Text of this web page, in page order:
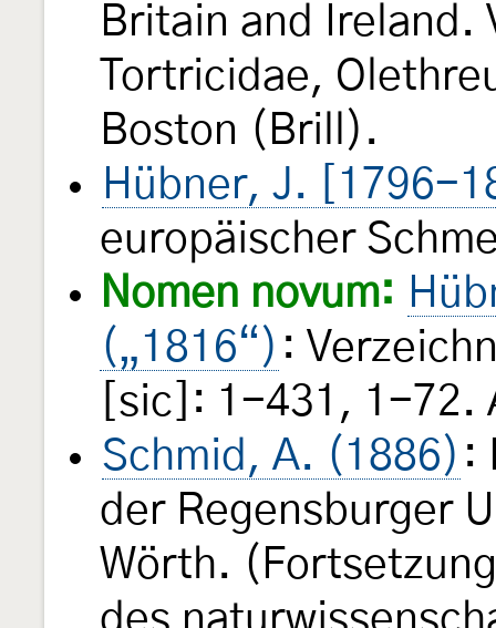
Britain and Ireland.
Tortricidae,
Boston (Brill).
Hübner, J. [1796-
europäischer
Nomen novum:
(„1816“) :
[sic]: 1-431, 1-72.
Schmid, A. (1886) :
der Regensburger
Wörth.